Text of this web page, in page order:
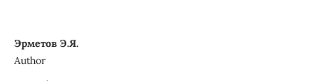
Эрметов Э.Я.
Author